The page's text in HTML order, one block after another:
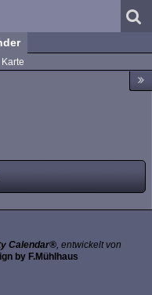
Karte
Calendar®, entwickelt von